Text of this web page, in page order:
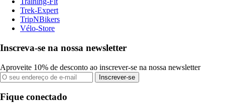
Trek-Expert
TripNBikers
Vélo-Store
Inscreva-se na nossa newsletter
Aproveite 10% de desconto ao inscrever-se na nossa newsletter
Inscrever-se
Fique conectado